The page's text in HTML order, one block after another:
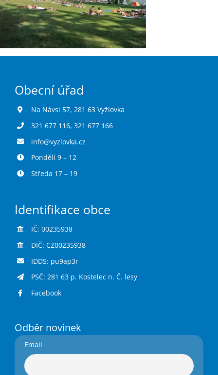
Obecní úřad
Na Návsi 57, 281 63 Vyžlovka
321 677 116, 321 677 166
info@vyzlovka.cz
Pondělí 9 – 12
Středa 17 – 19
Identifikace obce
IČ: 00235938
DIČ: CZ00235938
IDDS: pu9ap3r
PSČ: 281 63 p. Kostelec n. Č. lesy
Facebook
Odběr novinek
Email